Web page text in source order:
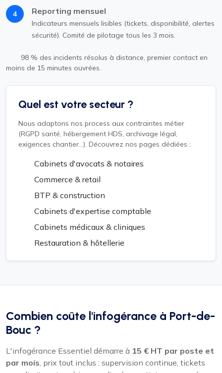
4 Reporting mensuel
Indicateurs mensuels lisibles (tickets, disponibilité, alertes
sécurité). Comité de pilotage tous les 3 mois.
98 % des incidents résolus à distance, premier contact en
moins de 15 minutes ouvrées.
Quel est votre secteur ?
Nous adaptons nos process aux contraintes métier
(RGPD santé, hébergement HDS, archivage légal,
exigences chantier...). Découvrez nos pages dédiées :
Cabinets d'avocats & notaires
Commerce & retail
BTP & construction
Cabinets d'expertise comptable
Cabinets médicaux & cliniques
Restauration & hôtellerie
Combien coûte l'infogérance à Port-de-
Bouc ?
L'infogérance Essentiel démarre à 15 € HT par poste et
par mois , prix tout inclus : supervision continue, tickets